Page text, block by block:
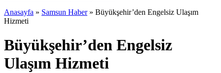
Anasayfa » Samsun Haber » Büyükşehir’den Engelsiz Ulaşım
Hizmeti
Büyükşehir’den Engelsiz
Ulaşım Hizmeti